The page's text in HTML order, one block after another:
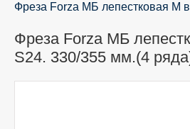
Фреза Forza МБ лепестковая М
Фреза Forza МБ
S24. 330/355 мм.(4